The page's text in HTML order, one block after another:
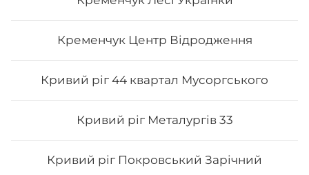
Кременчук Центр Відродження
Кривий ріг 44 квартал Мусоргського
Кривий ріг Металургів 33
Кривий ріг Покровський Зарічний
Вага: 1045 г
₴